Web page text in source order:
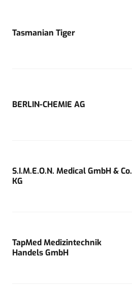
Tasmanian Tiger
BERLIN-CHEMIE AG
S.I.M.E.O.N. Medical GmbH & Co.
KG
TapMed Medizintechnik
Handels GmbH